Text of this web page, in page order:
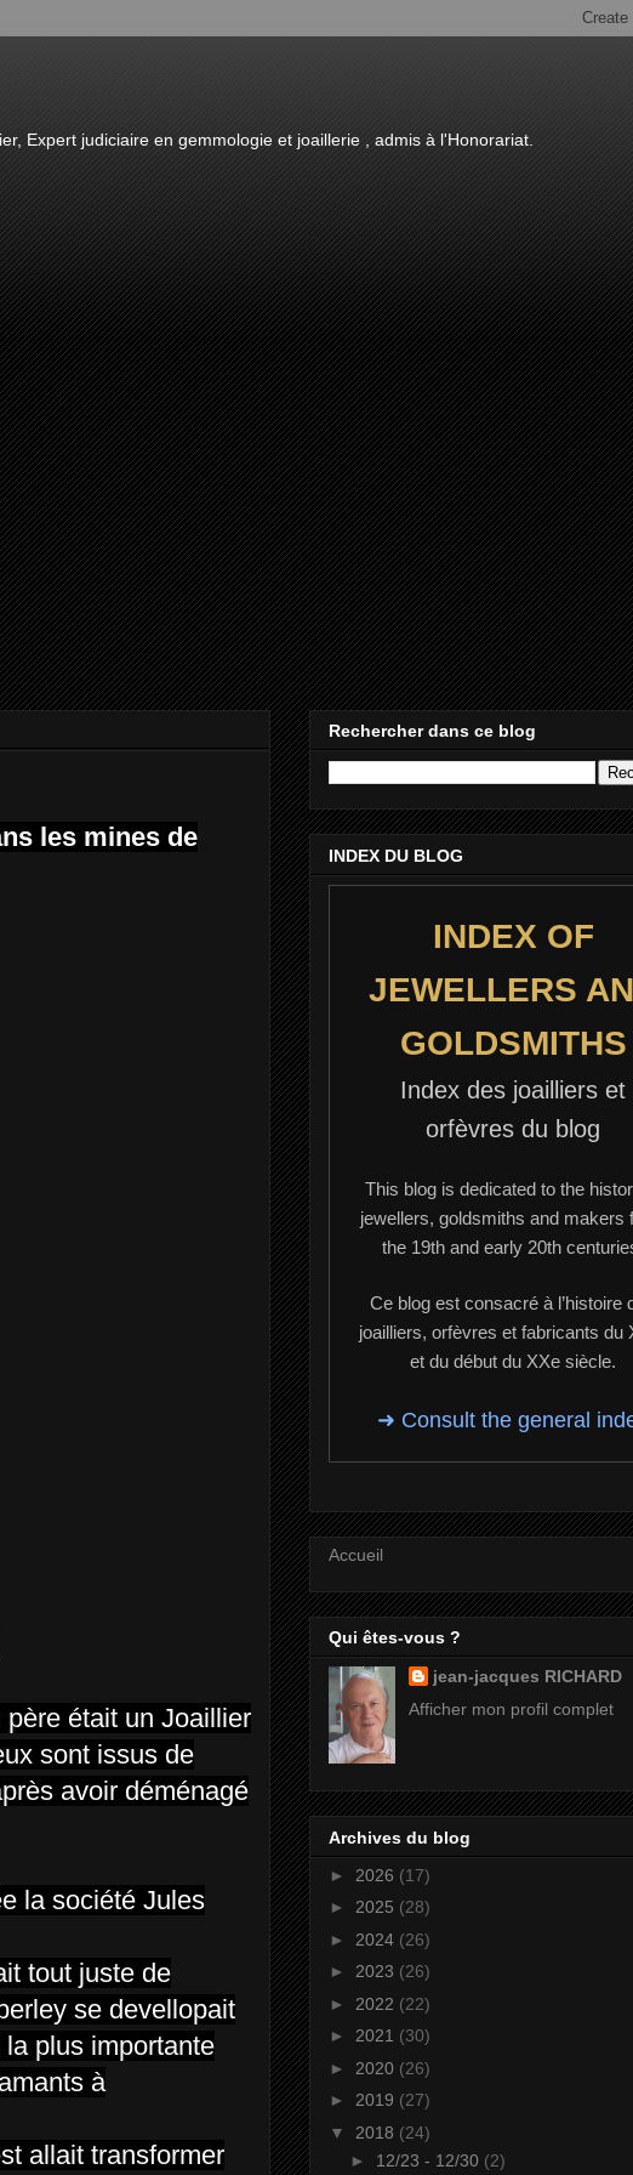
Expert judiciaire en gemmologie et joaillerie , admis à l'Honorariat.
les mines de
était un Joaillier
sont issus de
avoir déménagé
la société Jules
tout juste de
se devellopait
plus importante
à
allait transformer
Rechercher dans ce blog
INDEX DU BLOG
INDEX OF
JEWELLERS
GOLDSMITHS
Index des joailliers et
orfèvres du blog
This blog is dedicated to the
jewellers, goldsmiths and makers
the 19th and early 20th
Ce blog est consacré à l’histoire
joailliers, orfèvres et fabricants du
et du début du XXe siècle.
➜ Consult the general
Accueil
Qui êtes-vous ?
jean-jacques RICHARD
Afficher mon profil complet
Archives du blog
► 2026 (17)
► 2025 (28)
► 2024 (26)
► 2023 (26)
► 2022 (22)
► 2021 (30)
► 2020 (26)
► 2019 (27)
▼ 2018 (24)
► 12/23 - 12/30 (2)